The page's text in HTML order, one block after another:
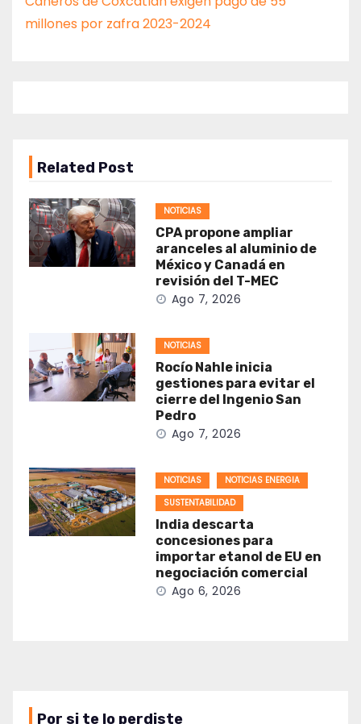
millones por zafra 2023-2024
Related Post
NOTICIAS
CPA propone ampliar
aranceles al aluminio de
México y Canadá en
revisión del T-MEC
Ago 7, 2026
NOTICIAS
Rocío Nahle inicia
gestiones para evitar el
cierre del Ingenio San
Pedro
Ago 7, 2026
NOTICIAS
NOTICIAS ENERGIA
SUSTENTABILIDAD
India descarta
concesiones para
importar etanol de EU en
negociación comercial
Ago 6, 2026
Por si te lo perdiste